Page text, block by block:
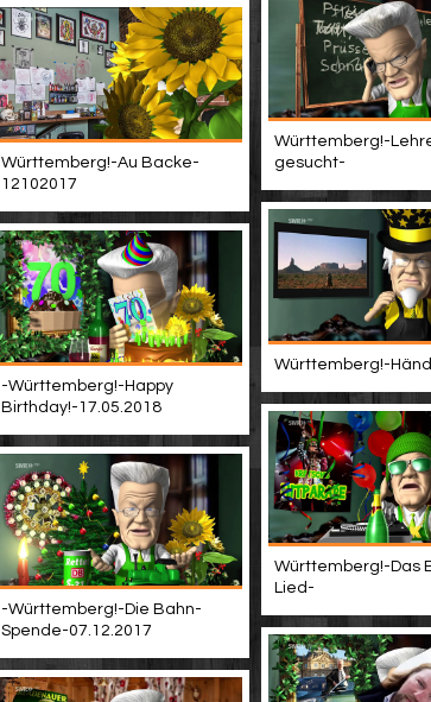
Württemberg!-
gesucht-
Württemberg!-Au Backe-
12102017
Württemberg!-
-Württemberg!-Happy
Birthday!-17.05.2018
Württemberg!-Das
Lied-
-Württemberg!-Die Bahn-
Spende-07.12.2017